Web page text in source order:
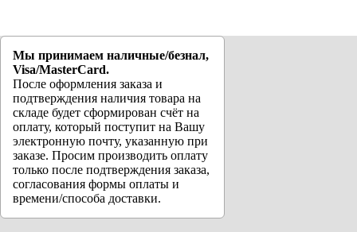
Мы принимаем наличные/безнал,
Visa/MasterCard.
После оформления заказа и
подтверждения наличия товара на
складе будет сформирован счёт на
оплату, который поступит на Вашу
электронную почту, указанную при
заказе. Просим производить оплату
только после подтверждения заказа,
согласования формы оплаты и
времени/способа доставки.